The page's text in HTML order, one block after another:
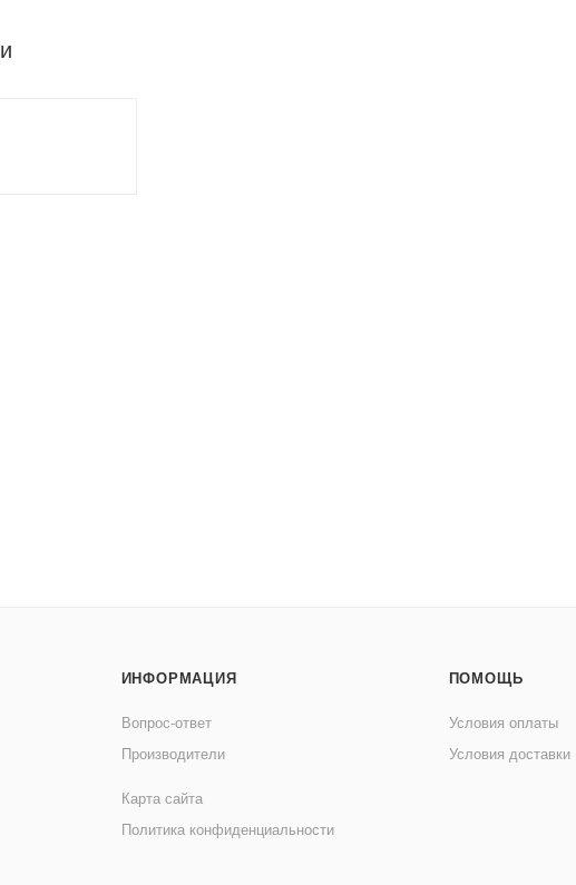
ИНФОРМАЦИЯ
Вопрос-ответ
Производители
Карта сайта
Политика конфиденциальности
ПОМОЩЬ
Условия оплаты
Условия доставки